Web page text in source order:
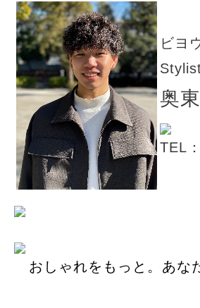
ビヨ
奥
TEL
おしゃれをもっと。あな